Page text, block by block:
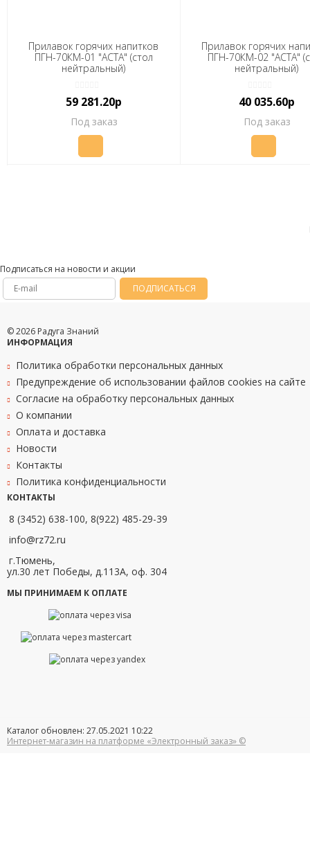
Прилавок горячих напитков
ПГН-70КМ-01 "АСТА" (стол
нейтральный)
59 281.20р
Под заказ
Прилавок горячих
ПГН-70КМ-02 "АСТА"
нейтральный)
40 035.60р
Под заказ
Подписаться на новости и акции
ПОДПИСАТЬСЯ
© 2026 Радуга Знаний
ИНФОРМАЦИЯ
Политика обработки персональных данных
Предупреждение об использовании файлов cookies на сайте
Согласие на обработку персональных данных
О компании
Оплата и доставка
Новости
Контакты
Политика конфиденциальности
КОНТАКТЫ
8 (3452) 638-100, 8(922) 485-29-39
info@rz72.ru
г.Тюмень,
ул.30 лет Победы, д.113А, оф. 304
МЫ ПРИНИМАЕМ К ОПЛАТЕ
Каталог обновлен: 27.05.2021 10:22
Интернет-магазин на платформе «Электронный заказ» ©